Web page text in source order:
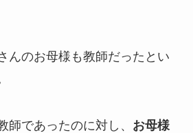
んのお母様も教師だったとい
師であったのに対し、 お母様